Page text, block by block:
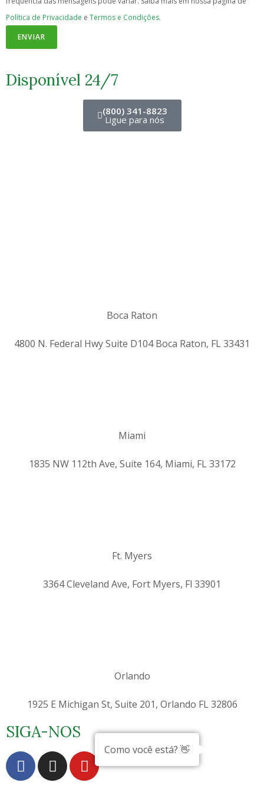
Política de Privacidade e Termos e Condições.
ENVIAR
Disponível 24/7
(800) 341-8823
Ligue para nós
Boca Raton
4800 N. Federal Hwy Suite D104 Boca Raton, FL 33431
Miami
1835 NW 112th Ave, Suite 164, Miami, FL 33172
Ft. Myers
3364 Cleveland Ave, Fort Myers, Fl 33901
Orlando
1925 E Michigan St, Suite 201, Orlando FL 32806
SIGA-NOS
Como você está? 👋